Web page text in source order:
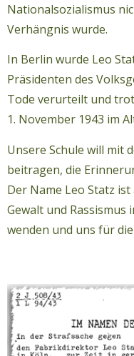
Nationalsozialismus
Verhängnis wurde.
In Berlin wurde Leo
Präsidenten des
Tode verurteilt und
1. November 1943 im
Unsere Schule will mit
beitragen, die
Der Name Leo Statz
Gewalt und Rassismus
wenden und uns für